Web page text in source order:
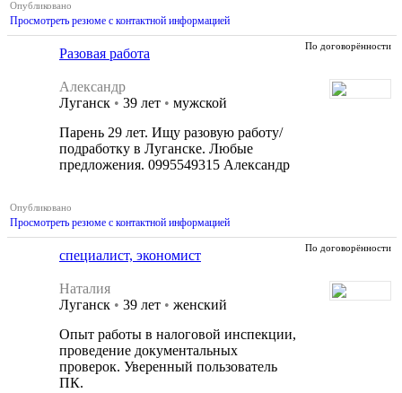
Опубликовано
Просмотреть резюме с контактной информацией
Разовая работа По договорённости
Александр
Луганск • 39 лет • мужской
Парень 29 лет. Ищу разовую работу/
подработку в Луганске. Любые
предложения. 0995549315 Александр
Опубликовано
Просмотреть резюме с контактной информацией
специалист, экономист По договорённости
Наталия
Луганск • 39 лет • женский
Опыт работы в налоговой инспекции,
проведение документальных
проверок. Уверенный пользователь
ПК.